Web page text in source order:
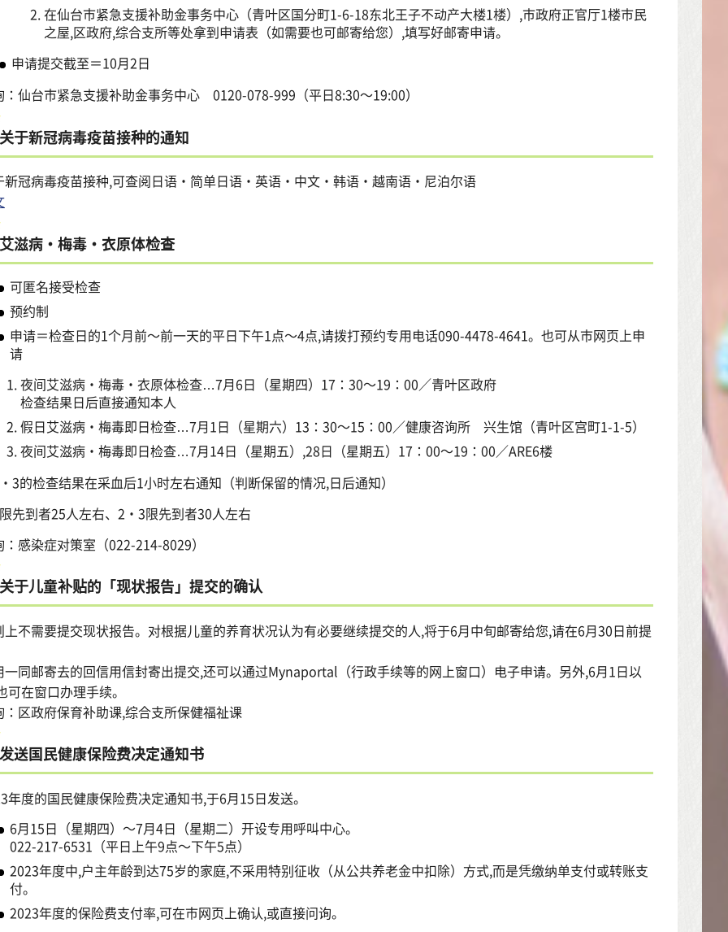
在仙台市紧急支援补助金事务中心（青叶区国分町1-6-18东北王子不动产大楼1楼）,市政府正官厅1楼市民
之屋,区政府,综合支所等处拿到申请表（如需要也可邮寄给您）,填写好邮寄申请。
申请提交截至＝10月2日
：仙台市紧急支援补助金事务中心 0120-078-999（平日8:30～19:00）
关于新冠病毒疫苗接种的通知
新冠病毒疫苗接种,可查阅日语・简单日语・英语・中文・韩语・越南语・尼泊尔语
艾滋病・梅毒・衣原体检查
可匿名接受检查
预约制
申请＝检查日的1个月前～前一天的平日下午1点～4点,请拨打预约专用电话090-4478-4641。也可从市网页上申
请
夜间艾滋病・梅毒・衣原体检查…7月6日（星期四）17：30～19：00／青叶区政府
检查结果日后直接通知本人
假日艾滋病・梅毒即日检查…7月1日（星期六）13：30～15：00／健康咨询所 兴生馆（青叶区宫町1-1-5）
夜间艾滋病・梅毒即日检查…7月14日（星期五）,28日（星期五）17：00～19：00／ARE6楼
3的检查结果在采血后1小时左右通知（判断保留的情况,日后通知）
先到者25人左右、2・3限先到者30人左右
：感染症对策室（022-214-8029）
关于儿童补贴的「现状报告」提交的确认
上不需要提交现状报告。对根据儿童的养育状况认为有必要继续提交的人,将于6月中旬邮寄给您,请在6月30日前提
一同邮寄去的回信用信封寄出提交,还可以通过Mynaportal（行政手续等的网上窗口）电子申请。另外,6月1日以
可在窗口办理手续。
：区政府保育补助课,综合支所保健福祉课
发送国民健康保险费决定通知书
年度的国民健康保险费决定通知书,于6月15日发送。
6月15日（星期四）～7月4日（星期二）开设专用呼叫中心。
022-217-6531（平日上午9点～下午5点）
2023年度中,户主年龄到达75岁的家庭,不采用特别征收（从公共养老金中扣除）方式,而是凭缴纳单支付或转账支
付。
2023年度的保险费支付率,可在市网页上确认,或直接问询。